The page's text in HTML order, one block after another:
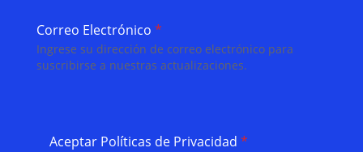
Correo Electrónico *
Ingrese su dirección de correo electrónico para
suscribirse a nuestras actualizaciones.
Aceptar Políticas de Privacidad *